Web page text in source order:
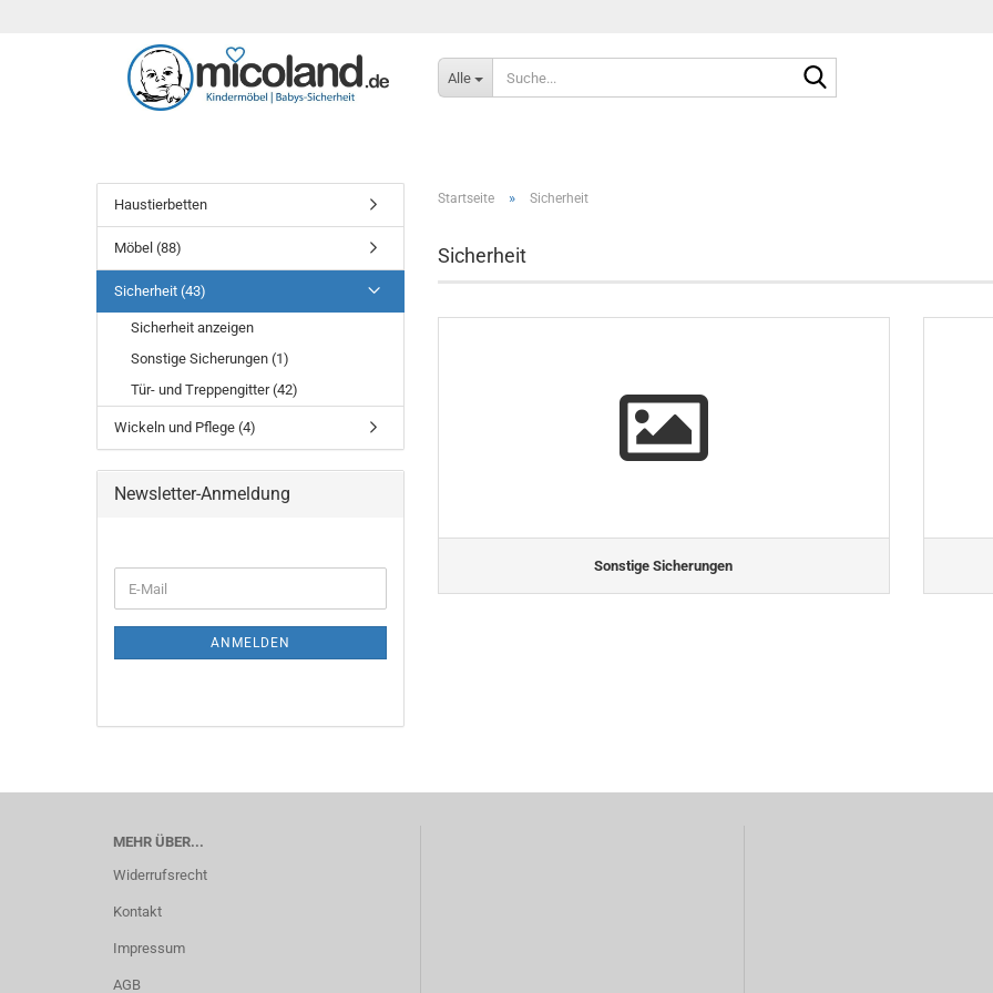
Alle
Startseite » Sicherheit
Sicherheit
Sonstige Sicherungen
Haustierbetten
Möbel (88)
Sicherheit (43)
Sicherheit anzeigen
Sonstige Sicherungen (1)
Tür- und Treppengitter (42)
Wickeln und Pflege (4)
Newsletter-Anmeldung
ZUR
E-
Mail
ANMELDEN
MEHR ÜBER...
Widerrufsrecht
Kontakt
Impressum
AGB